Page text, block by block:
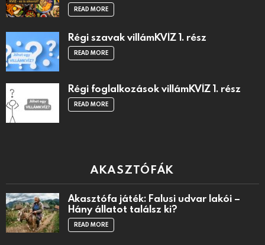
READ MORE
Régi szavak villámKVÍZ 1. rész
READ MORE
Régi foglalkozások villámKVÍZ 1. rész
READ MORE
AKASZTÓFÁK
Akasztófa játék: Falusi udvar lakói –
Hány állatot találsz ki?
READ MORE